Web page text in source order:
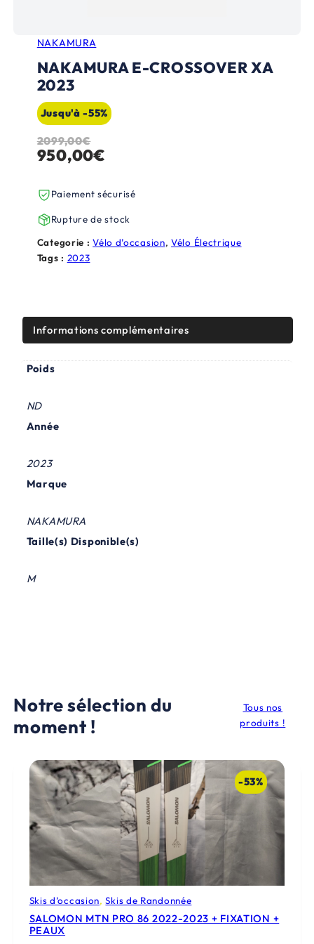
NAKAMURA
NAKAMURA E-CROSSOVER XA
2023
Jusqu'à -55%
2099,00€
L
p
r
i
x
i
i
a
l
t
a
i
t
,
0
€
950,00€
L
p
r
i
x
t
e
l
e
t
:
9
.
Paiement sécurisé
Rupture de stock
Categorie :Vélo d’occasion, Vélo Électrique
Tags : 2023
Informations complémentaires
Poids
ND
Année
2023
Marque
NAKAMURA
Taille(s) Disponible(s)
M
Notre sélection du
moment !
Tous nos
produits !
-53%
Skis d’occasion, Skis de Randonnée
SALOMON MTN PRO 86 2022-2023 + FIXATION +
PEAUX